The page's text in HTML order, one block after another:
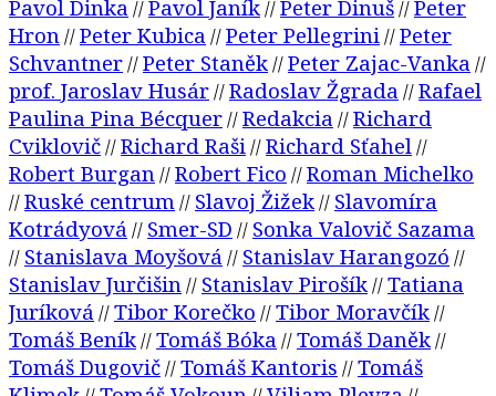
Pavol Dinka //Pavol Janík//Peter Dinuš//Peter
Hron //Peter Kubica //Peter Pellegrini //Peter
Schvantner//Peter Staněk//Peter Zajac-Vanka //
prof. Jaroslav Husár//Radoslav Žgrada //Rafael
Paulina Pina Bécquer//Redakcia //Richard
Cviklovič//Richard Raši //Richard Sťahel //
Robert Burgan //Robert Fico //Roman Michelko
//Ruské centrum // Slavoj Žižek// Slavomíra
Kotrádyová // Smer-SD // Sonka Valovič Sazama
// Stanislava Moyšová // Stanislav Harangozó //
Stanislav Jurčišin // Stanislav Pirošík//Tatiana
Juríková //Tibor Korečko //Tibor Moravčík//
Tomáš Beník//Tomáš Bóka //Tomáš Daněk//
Tomáš Dugovič//Tomáš Kantoris //Tomáš